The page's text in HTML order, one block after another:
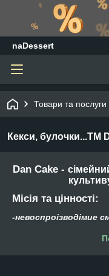
naDessert
Товари та послуги
Кекси, булочки...TM
Dan Cake -
Місія та цінності:
-невоспроізводімие
Ми прагнемо надати
повторювані смакові